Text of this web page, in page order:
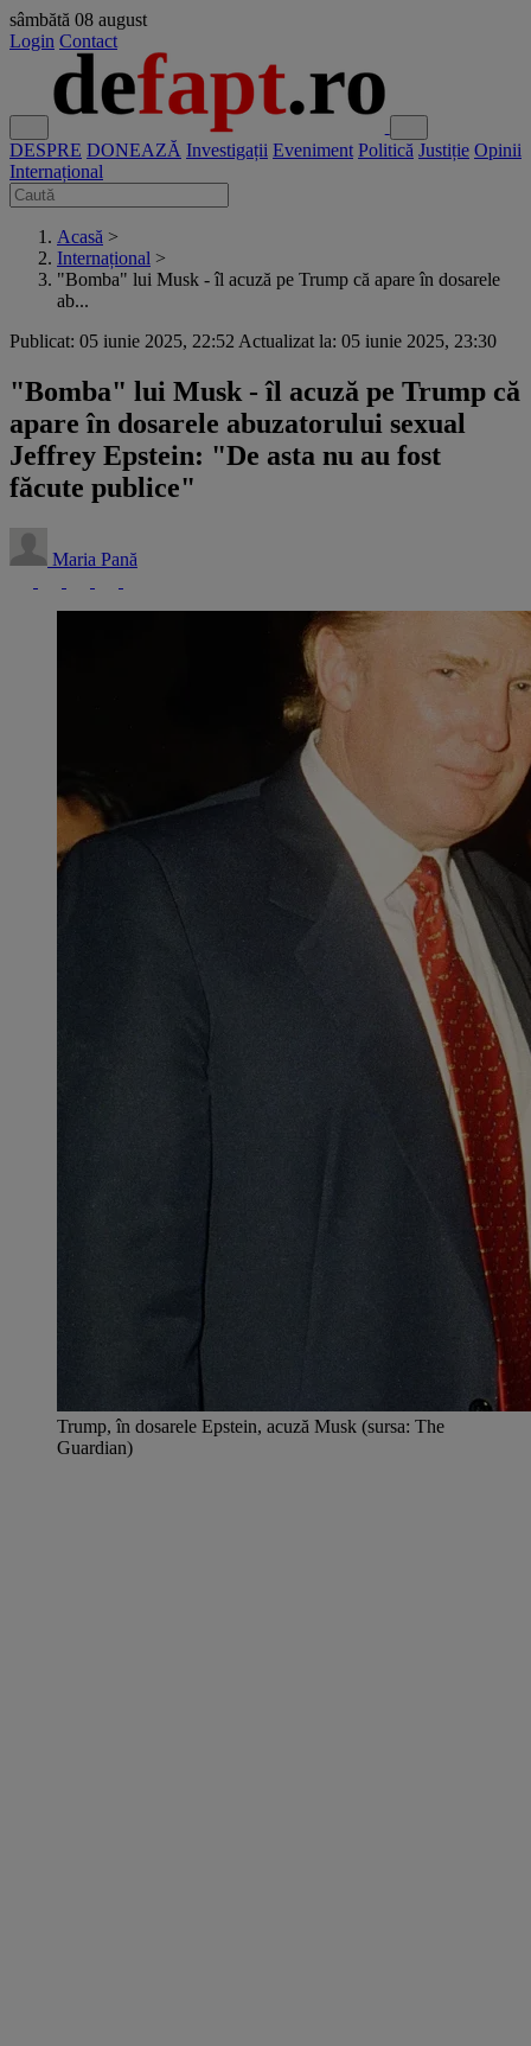
sâmbătă 08 august
Login Contact
DESPRE DONEAZĂ Investigații Eveniment Politică Justiție Opinii
Internațional
Acasă >
Internațional >
"Bomba" lui Musk - îl acuză pe Trump că apare în dosarele
ab...
Publicat: 05 iunie 2025, 22:52 Actualizat la: 05 iunie 2025, 23:30
"Bomba" lui Musk - îl acuză pe Trump că
apare în dosarele abuzatorului sexual
Jeffrey Epstein: "De asta nu au fost
făcute publice"
Maria Pană
Trump, în dosarele Epstein, acuză Musk (sursa: The
Guardian)